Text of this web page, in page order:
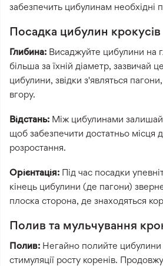
забезпечить цибулинам необхідні
Посадка цибулин крокусів
Глибина: Висаджуйте цибулини на
більша за їхній діаметр, зазвичай
цибулини, звідки з'являться
вгору.
Відстань: Між цибулинами
щоб забезпечити достатньо місця
розростання.
Орієнтація: Під час посадки
кінець цибулини (де пагони)
плоска сторона, де знаходяться
Полив та мульчування
Полив: Негайно полийте цибулини
стимуляції росту коренів.